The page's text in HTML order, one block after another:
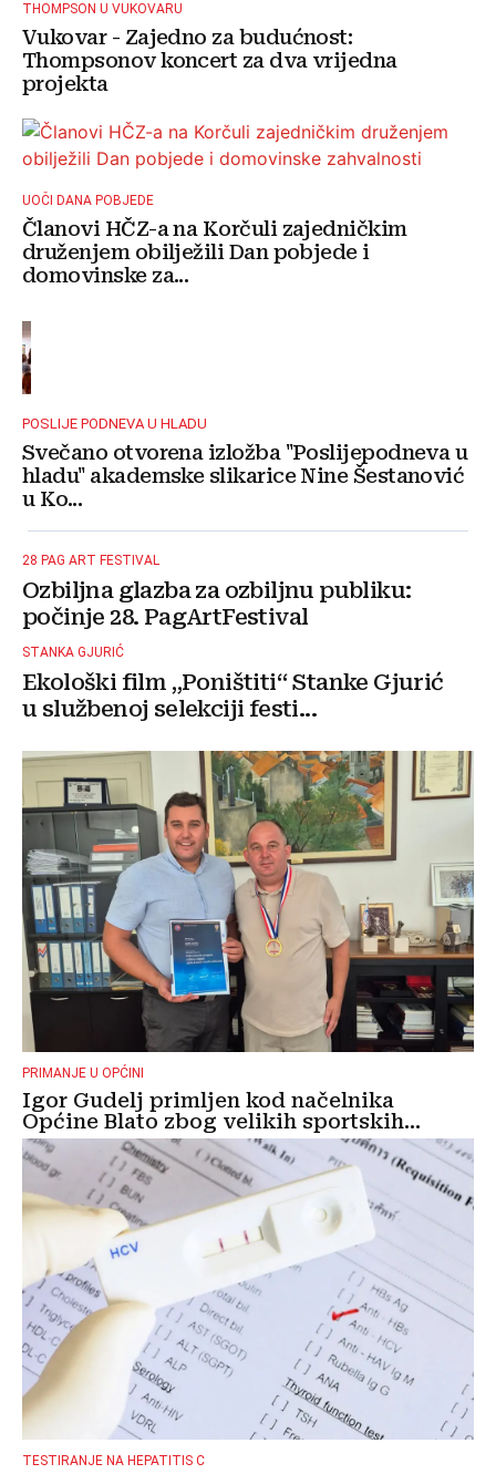
THOMPSON U VUKOVARU
Vukovar - Zajedno za budućnost:
Thompsonov koncert za dva vrijedna
projekta
UOČI DANA POBJEDE
Članovi HČZ-a na Korčuli zajedničkim
druženjem obilježili Dan pobjede i
domovinske za...
POSLIJE PODNEVA U HLADU
Svečano otvorena izložba "Poslijepodneva u
hladu" akademske slikarice Nine Šestanović
u Ko...
28 PAG ART FESTIVAL
Ozbiljna glazba za ozbiljnu publiku:
počinje 28. PagArtFestival
STANKA GJURIĆ
Ekološki film „Poništiti“ Stanke Gjurić
u službenoj selekciji festi...
PRIMANJE U OPĆINI
Igor Gudelj primljen kod načelnika
Općine Blato zbog velikih sportskih...
TESTIRANJE NA HEPATITIS C